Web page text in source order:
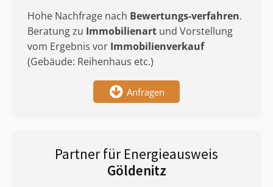
Hohe Nachfrage nach Bewertungs-verfahren.
Beratung zu Immobilienart und Vorstellung
vom Ergebnis vor Immobilienverkauf
(Gebäude: Reihenhaus etc.)
Anfragen
Partner für Energieausweis
Göldenitz